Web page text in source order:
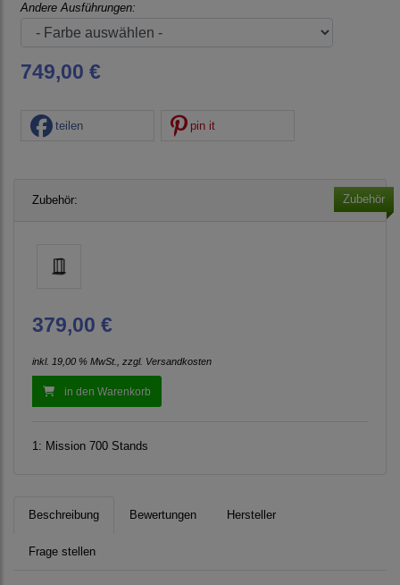
Andere Ausführungen:
749,00 €
teilen pin it
Zubehör: Zubehör
379,00 €
inkl. 19,00 % MwSt., zzgl. Versandkosten
in den Warenkorb
1: Mission 700 Stands
Beschreibung Bewertungen Hersteller
Frage stellen